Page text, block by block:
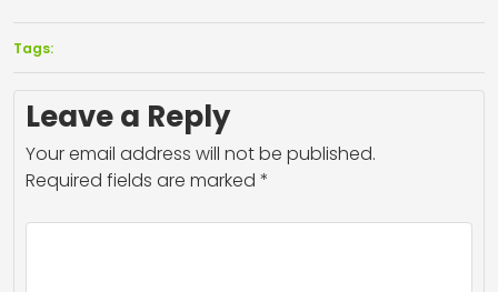
Tags:
Leave a Reply
Your email address will not be published.
Required fields are marked *